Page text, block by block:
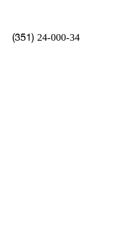
(351) 24-000-34